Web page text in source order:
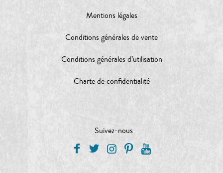
Mentions légales
Conditions générales de vente
Conditions générales d’utilisation
Charte de confidentialité
Suivez-nous